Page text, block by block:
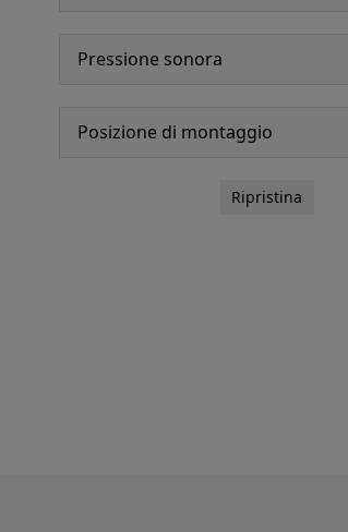
Pressione sonora
Posizione di montaggio
Ripristina